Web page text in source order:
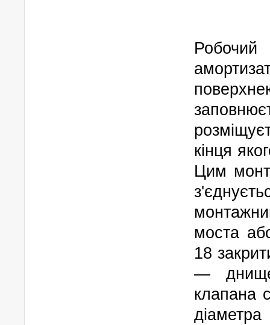
кінця
Цим
моста
18
—
клапана